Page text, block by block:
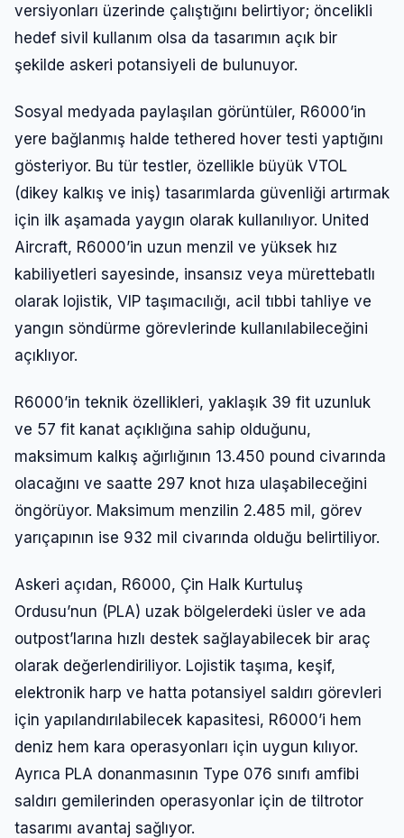
versiyonları üzerinde çalıştığını belirtiyor; öncelikli
hedef sivil kullanım olsa da tasarımın açık bir
şekilde askeri potansiyeli de bulunuyor.
Sosyal medyada paylaşılan görüntüler, R6000’in
yere bağlanmış halde tethered hover testi yaptığını
gösteriyor. Bu tür testler, özellikle büyük VTOL
(dikey kalkış ve iniş) tasarımlarda güvenliği artırmak
için ilk aşamada yaygın olarak kullanılıyor. United
Aircraft, R6000’in uzun menzil ve yüksek hız
kabiliyetleri sayesinde, insansız veya mürettebatlı
olarak lojistik, VIP taşımacılığı, acil tıbbi tahliye ve
yangın söndürme görevlerinde kullanılabileceğini
açıklıyor.
R6000’in teknik özellikleri, yaklaşık 39 fit uzunluk
ve 57 fit kanat açıklığına sahip olduğunu,
maksimum kalkış ağırlığının 13.450 pound civarında
olacağını ve saatte 297 knot hıza ulaşabileceğini
öngörüyor. Maksimum menzilin 2.485 mil, görev
yarıçapının ise 932 mil civarında olduğu belirtiliyor.
Askeri açıdan, R6000, Çin Halk Kurtuluş
Ordusu’nun (PLA) uzak bölgelerdeki üsler ve ada
outpost’larına hızlı destek sağlayabilecek bir araç
olarak değerlendiriliyor. Lojistik taşıma, keşif,
elektronik harp ve hatta potansiyel saldırı görevleri
için yapılandırılabilecek kapasitesi, R6000’i hem
deniz hem kara operasyonları için uygun kılıyor.
Ayrıca PLA donanmasının Type 076 sınıfı amfibi
saldırı gemilerinden operasyonlar için de tiltrotor
tasarımı avantaj sağlıyor.